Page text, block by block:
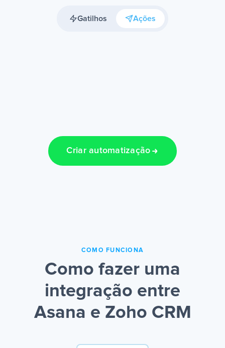
Gatilhos Ações
Criar automatização
COMO FUNCIONA
Como fazer uma
integração entre
Asana e Zoho CRM